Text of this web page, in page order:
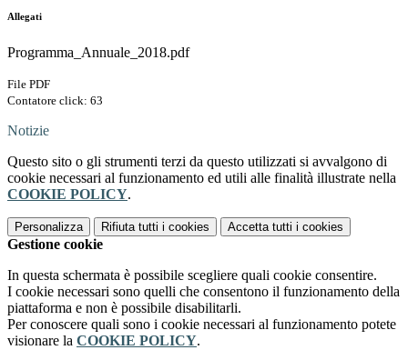
Allegati
Programma_Annuale_2018.pdf
File PDF
Contatore click: 63
Notizie
Questo sito o gli strumenti terzi da questo utilizzati si avvalgono di
cookie necessari al funzionamento ed utili alle finalità illustrate nella
COOKIE POLICY.
Personalizza Rifiuta tutti i cookies Accetta tutti i cookies
Gestione cookie
In questa schermata è possibile scegliere quali cookie consentire.
I cookie necessari sono quelli che consentono il funzionamento della
piattaforma e non è possibile disabilitarli.
Per conoscere quali sono i cookie necessari al funzionamento potete
visionare la COOKIE POLICY.